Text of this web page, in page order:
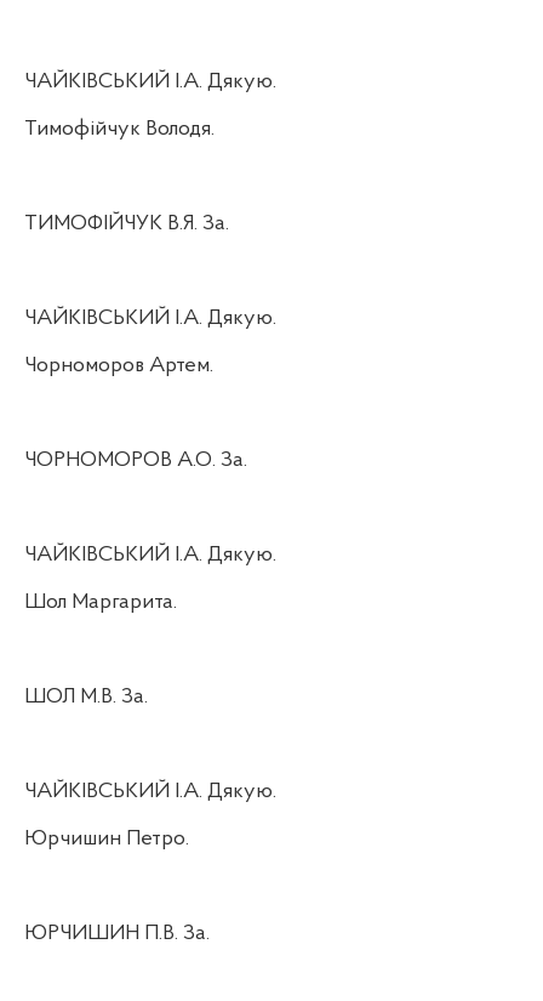
ЧАЙКІВСЬКИЙ І.А. Дякую.
Тимофійчук Володя.
ТИМОФІЙЧУК В.Я. За.
ЧАЙКІВСЬКИЙ І.А. Дякую.
Чорноморов Артем.
ЧОРНОМОРОВ А.О. За.
ЧАЙКІВСЬКИЙ І.А. Дякую.
Шол Маргарита.
ШОЛ М.В. За.
ЧАЙКІВСЬКИЙ І.А. Дякую.
Юрчишин Петро.
ЮРЧИШИН П.В. За.